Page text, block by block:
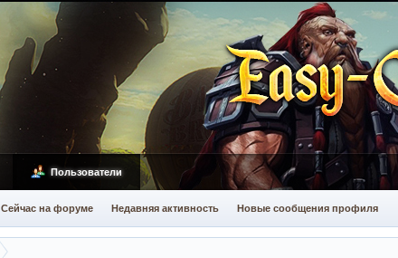
Пользователи
Сейчас на форуме Недавняя активность Новые сообщения профиля